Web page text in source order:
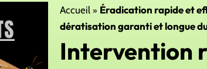
Accueil » Éradication rapide et
dératisation garanti et longue
Intervention